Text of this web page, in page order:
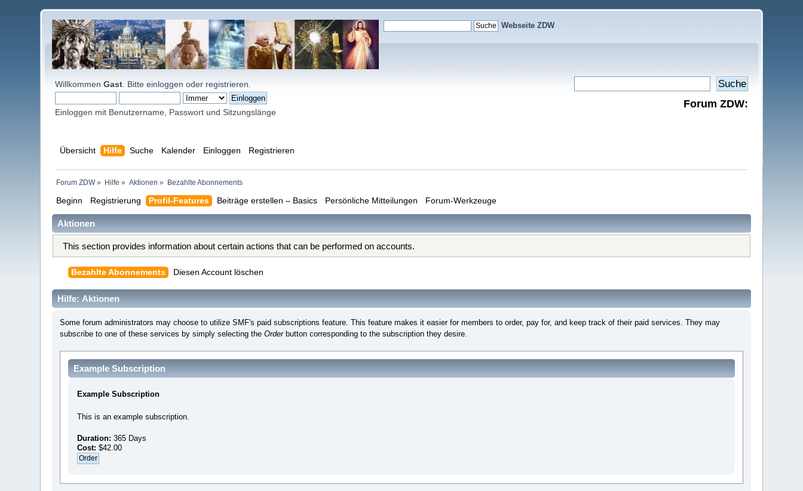
Webseite ZDW
WillkommenGast . Bitteeinloggen oder registrieren
Einloggen mit Benutzername, Passwort und Sitzungslänge
Forum ZDW:
Übersicht Hilfe Suche Kalender Einloggen Registrieren
Forum ZDW» Hilfe » Aktionen » Bezahlte Abonnements
Beginn Registrierung Profil-Features Beiträge erstellen – Basics Persönliche Mitteilungen Forum-Werkzeuge
Aktionen
This section provides information about certain actions that can be performed on accounts.
Bezahlte Abonnements Diesen Account löschen
Hilfe: Aktionen
Some forum administrators may choose to utilize SMF's paid subscriptions feature. This feature makes it easier for members to order, pay for, and keep track of their paid services. They may
subscribe to one of these services by simply selecting the Orderbutton corresponding to the subscription they desire.
Example Subscription
Example Subscription
This is an example subscription.
Duration: 365 Days
Cost: $42.00